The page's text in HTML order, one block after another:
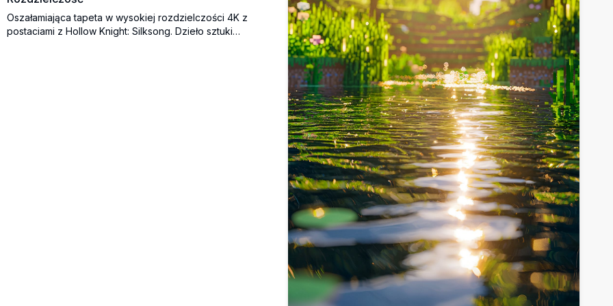
Oszałamiająca tapeta w wysokiej rozdzielczości 4K z
postaciami z Hollow Knight: Silksong. Dzieło sztuki